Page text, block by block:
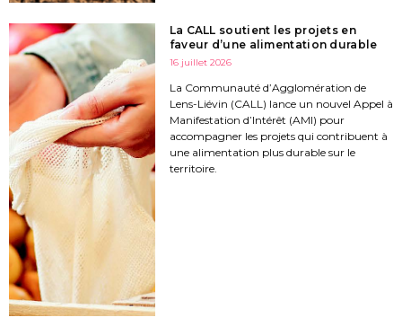
La CALL soutient les projets en
faveur d’une alimentation durable
16 juillet 2026
La Communauté d’Agglomération de
Lens-Liévin (CALL) lance un nouvel Appel à
Manifestation d’Intérêt (AMI) pour
accompagner les projets qui contribuent à
une alimentation plus durable sur le
territoire.